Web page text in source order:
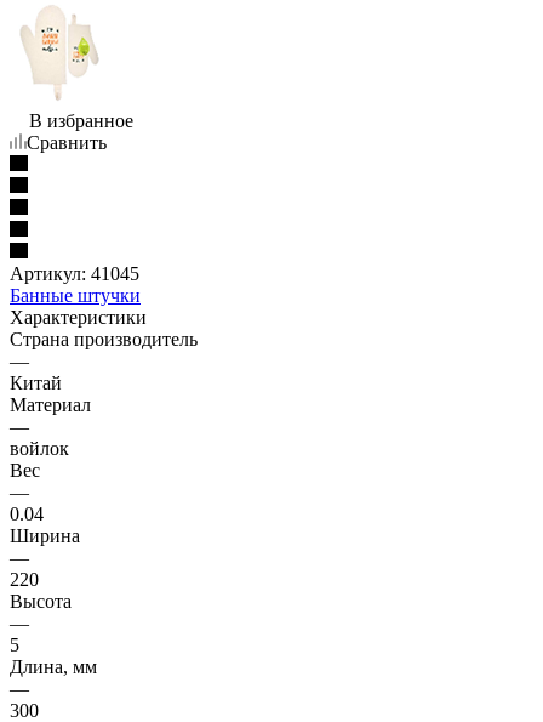
В избранное
Сравнить
Артикул: 41045
Банные штучки
Характеристики
Страна производитель
—
Китай
Материал
—
войлок
Вес
—
0.04
Ширина
—
220
Высота
—
5
Длина, мм
—
300